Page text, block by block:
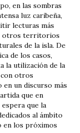
en las sombras
luz caribeña,
lecturas más
otros territorios
de la isla. De
de los casos,
la utilización de la
otros
un discurso más
que en
que la
al ámbito
en los próximos